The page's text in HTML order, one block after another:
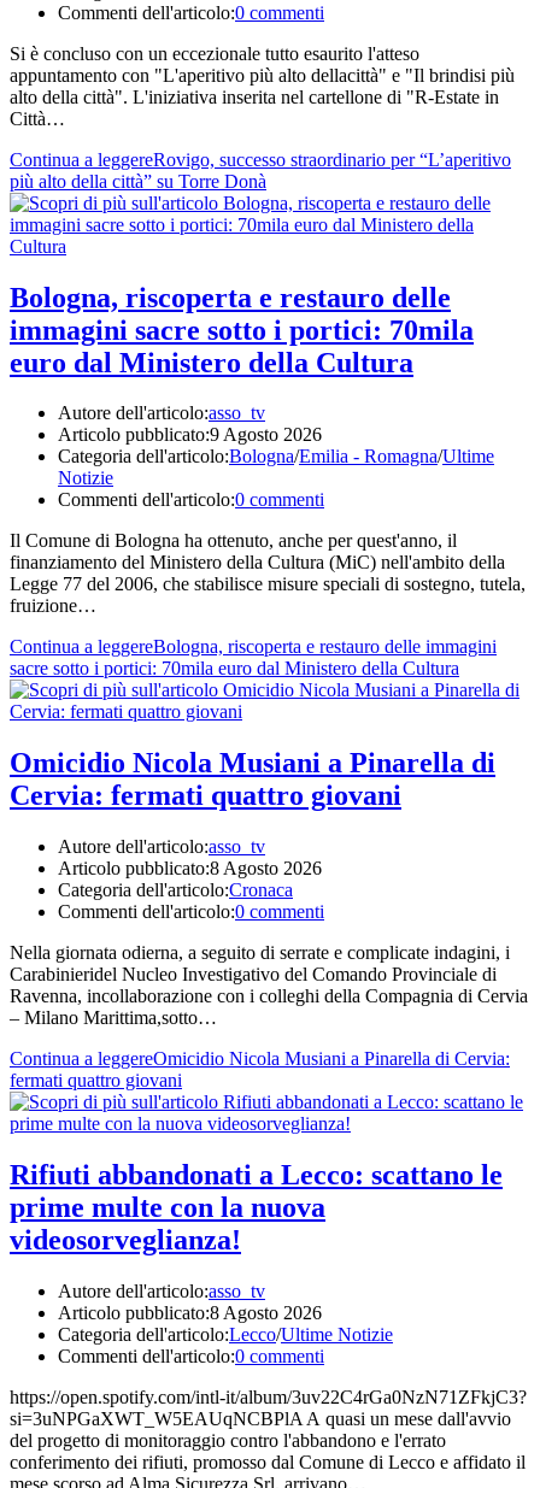
Commenti dell'articolo:0 commenti
Si è concluso con un eccezionale tutto esaurito l'atteso
appuntamento con "L'aperitivo più alto dellacittà" e "Il brindisi più
alto della città". L'iniziativa inserita nel cartellone di "R-Estate in
Città…
Continua a leggereRovigo, successo straordinario per “L’aperitivo
più alto della città” su Torre Donà
Bologna, riscoperta e restauro delle
immagini sacre sotto i portici: 70mila
euro dal Ministero della Cultura
Autore dell'articolo:asso_tv
Articolo pubblicato:9 Agosto 2026
Categoria dell'articolo:Bologna/Emilia - Romagna/Ultime
Notizie
Commenti dell'articolo:0 commenti
Il Comune di Bologna ha ottenuto, anche per quest'anno, il
finanziamento del Ministero della Cultura (MiC) nell'ambito della
Legge 77 del 2006, che stabilisce misure speciali di sostegno, tutela,
fruizione…
Continua a leggereBologna, riscoperta e restauro delle immagini
sacre sotto i portici: 70mila euro dal Ministero della Cultura
Omicidio Nicola Musiani a Pinarella di
Cervia: fermati quattro giovani
Autore dell'articolo:asso_tv
Articolo pubblicato:8 Agosto 2026
Categoria dell'articolo:Cronaca
Commenti dell'articolo:0 commenti
Nella giornata odierna, a seguito di serrate e complicate indagini, i
Carabinieridel Nucleo Investigativo del Comando Provinciale di
Ravenna, incollaborazione con i colleghi della Compagnia di Cervia
– Milano Marittima,sotto…
Continua a leggereOmicidio Nicola Musiani a Pinarella di Cervia:
fermati quattro giovani
Rifiuti abbandonati a Lecco: scattano le
prime multe con la nuova
videosorveglianza!
Autore dell'articolo:asso_tv
Articolo pubblicato:8 Agosto 2026
Categoria dell'articolo:Lecco/Ultime Notizie
Commenti dell'articolo:0 commenti
https://open.spotify.com/intl-it/album/3uv22C4rGa0NzN71ZFkjC3?
si=3uNPGaXWT_W5EAUqNCBPlA A quasi un mese dall'avvio
del progetto di monitoraggio contro l'abbandono e l'errato
conferimento dei rifiuti, promosso dal Comune di Lecco e affidato il
mese scorso ad Alma Sicurezza Srl, arrivano…